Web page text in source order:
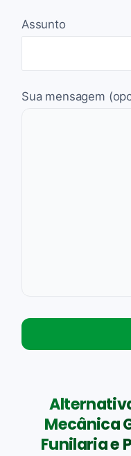
Assunto
Sua mensagem
Mecânica
Funilaria e